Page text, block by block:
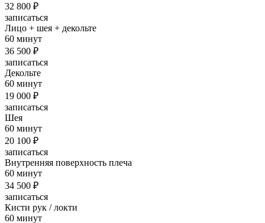
32 800 ₽
записаться
Лицо + шея + декольте
60 минут
36 500 ₽
записаться
Декольте
60 минут
19 000 ₽
записаться
Шея
60 минут
20 100 ₽
записаться
Внутренняя поверхность плеча
60 минут
34 500 ₽
записаться
Кисти рук / локти
60 минут